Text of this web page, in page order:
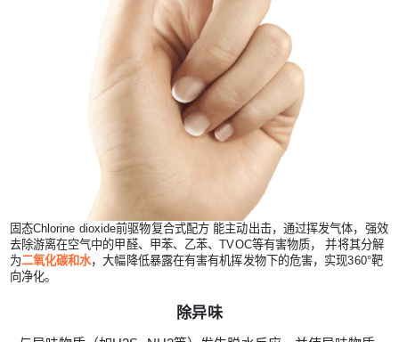
固态Chlorine dioxide前驱物复合式配方 能主动出击，通过挥发气体，强效
去除游离在空气中的甲醛、甲苯、乙苯、TVOC等有害物质， 并将其分解
为二氧化碳和水，大幅降低暴露在有害有机挥发物下的危害，实现360°靶
向净化。
除异味